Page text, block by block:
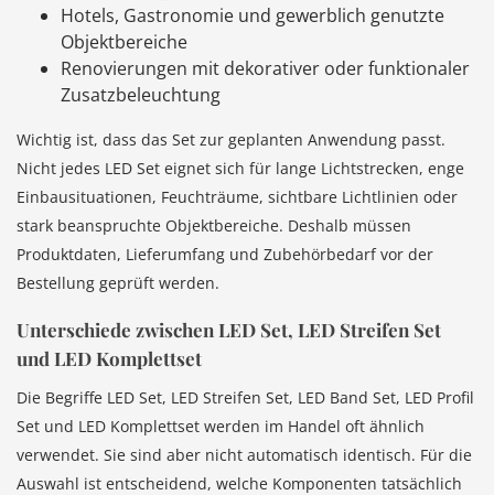
Hotels, Gastronomie und gewerblich genutzte
Objektbereiche
Renovierungen mit dekorativer oder funktionaler
Zusatzbeleuchtung
Wichtig ist, dass das Set zur geplanten Anwendung passt.
Nicht jedes LED Set eignet sich für lange Lichtstrecken, enge
Einbausituationen, Feuchträume, sichtbare Lichtlinien oder
stark beanspruchte Objektbereiche. Deshalb müssen
Produktdaten, Lieferumfang und Zubehörbedarf vor der
Bestellung geprüft werden.
Unterschiede zwischen LED Set, LED Streifen Set
und LED Komplettset
Die Begriffe LED Set, LED Streifen Set, LED Band Set, LED Profil
Set und LED Komplettset werden im Handel oft ähnlich
verwendet. Sie sind aber nicht automatisch identisch. Für die
Auswahl ist entscheidend, welche Komponenten tatsächlich